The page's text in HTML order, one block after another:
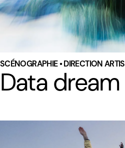
SCÉNOGRAPHIE • DIRECTION
Data dream